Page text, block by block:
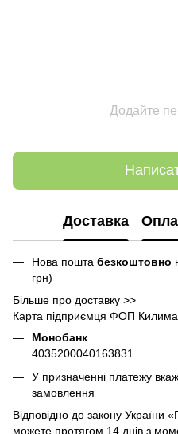
Додайте
Доставка
Нова пошта безкоштовно
грн)
Більше про доставку >>
Карта підприємця ФОП
Монобанк
4035200040163831
У призначенні платежу
замовлення
Відповідно до закону України
можете протягом 14 днів з